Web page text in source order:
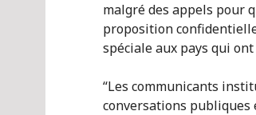
malgré des appels pour
proposition
spéciale aux pays qui
“Les communicants
conversations